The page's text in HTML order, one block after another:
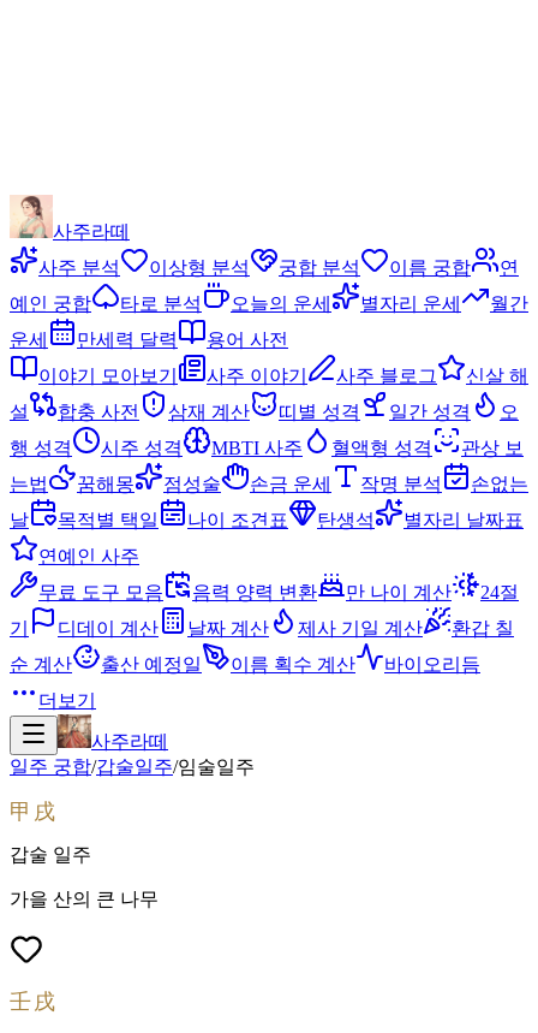
사주라떼
사주 분석
이상형 분석 궁합 분석 이름 궁합
연
예인 궁합
타로 분석 오늘의 운세 별자리 운세
월간
운세
만세력 달력
용어 사전
이야기 모아보기
사주 이야기 사주 블로그
신살 해
설
합충 사전 삼재 계산 띠별 성격 일간 성격
오
행 성격
시주 성격 MBTI 사주 혈액형 성격
관상 보
는법
꿈해몽 점성술 손금 운세 작명 분석
손없는
날
목적별 택일 나이 조견표 탄생석
별자리 날짜표
연예인 사주
무료 도구 모음
음력 양력 변환 만 나이 계산
24절
기
디데이 계산 날짜 계산 제사 기일 계산
환갑 칠
순 계산
출산 예정일 이름 획수 계산
바이오리듬
더보기
사주라떼
일주 궁합/갑술일주/임술일주
甲戌
갑술 일주
가을 산의 큰 나무
壬戌